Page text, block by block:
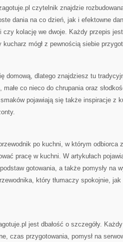
czytelnik znajdzie
dania na co dzień, jak i efektowne
czy kolację we dwoje. Każdy przepis
mógł z pewnością siebie
domową, dlatego znajdziesz tu
małe co nieco do chrupania oraz
pojawiają się także inspiracje z
po kuchni, w którym odbiorca
pracę w kuchni. W artykułach
gotowania, a także pomysły na
który tłumaczy spokojnie,
jest dbałość o szczegóły.
czas przygotowania, pomysł na